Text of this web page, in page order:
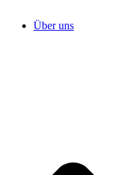
Über uns